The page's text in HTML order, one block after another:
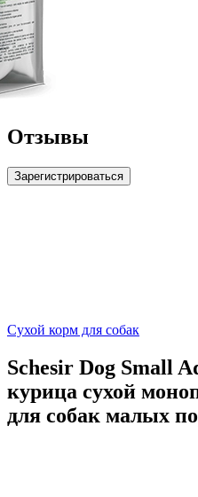
Отзывы
Зарегистрироваться
Сухой корм для собак
Schesir Dog Small
курица сухой
для собак малых